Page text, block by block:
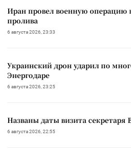
Иран провел военную операцию
пролива
6 августа 2026, 23:33
Украинский дрон ударил по
Энергодаре
6 августа 2026, 23:25
Названы даты визита секретаря
6 августа 2026, 22:55